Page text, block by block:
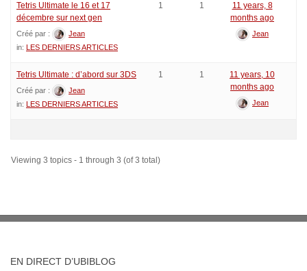
Tetris Ultimate le 16 et 17
décembre sur next gen
Créé par :
Jean
in: LES DERNIERS ARTICLES
1 1
11 years, 8
months ago
Jean
Tetris Ultimate : d’abord sur 3DS
Créé par :
Jean
in:
LES DERNIERS ARTICLES
1 1
11 years, 10
months ago
Jean
Viewing 3 topics - 1 through 3 (of 3 total)
EN DIRECT D’UBIBLOG